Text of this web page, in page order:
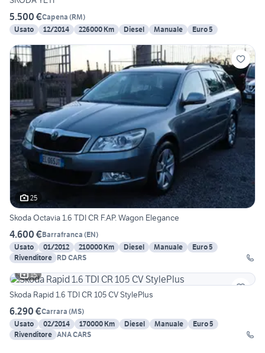
5.500 €Capena (RM)
Usato
12/2014 226000 Km Diesel Manuale Euro 5
25
Skoda Octavia 1.6 TDI CR F.AP. Wagon Elegance
4.600 €Barrafranca (EN)
Usato
01/2012 210000 Km Diesel Manuale
Euro 5
Rivenditore RD CARS
15
Skoda Rapid 1.6 TDI CR 105 CV StylePlus
6.290 €Carrara (MS)
Usato
02/2014 170000 Km Diesel Manuale
Euro 5
Rivenditore ANA CARS